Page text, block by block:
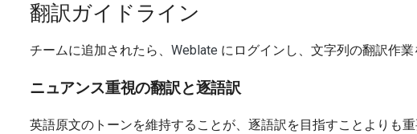
翻訳ガイドライン
チームに追加されたら、 Weblate にログインし、文字列の翻訳作業
ニュアンス重視の翻訳と逐語訳
英語原文のトーンを維持することが、逐語訳を目指すことよりも